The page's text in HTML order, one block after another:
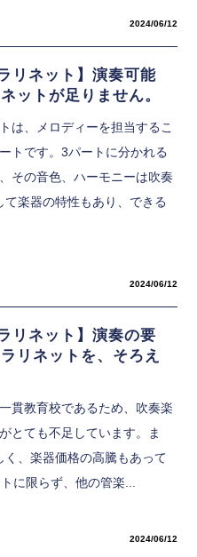
2024/06/12
リネット】演奏可能
ットが足りません。
は、メロディーを担当するこ
トです。3パートに分かれる
その音色、ハーモニーは吹奏
楽器の特性もあり、できる
2024/06/12
リネット】演奏の要
リネットを、そろえ
貫教育校であるため、吹奏楽
とても不足しています。ま
、楽器価格の高騰もあって
に限らず、他の管楽...
2024/06/12